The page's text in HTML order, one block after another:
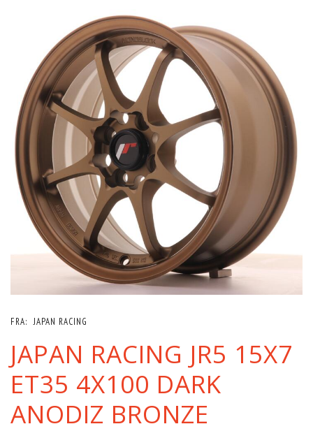
FRA: JAPAN RACING
JAPAN RACING JR5 15X7
ET35 4X100 DARK
ANODIZ BRONZE